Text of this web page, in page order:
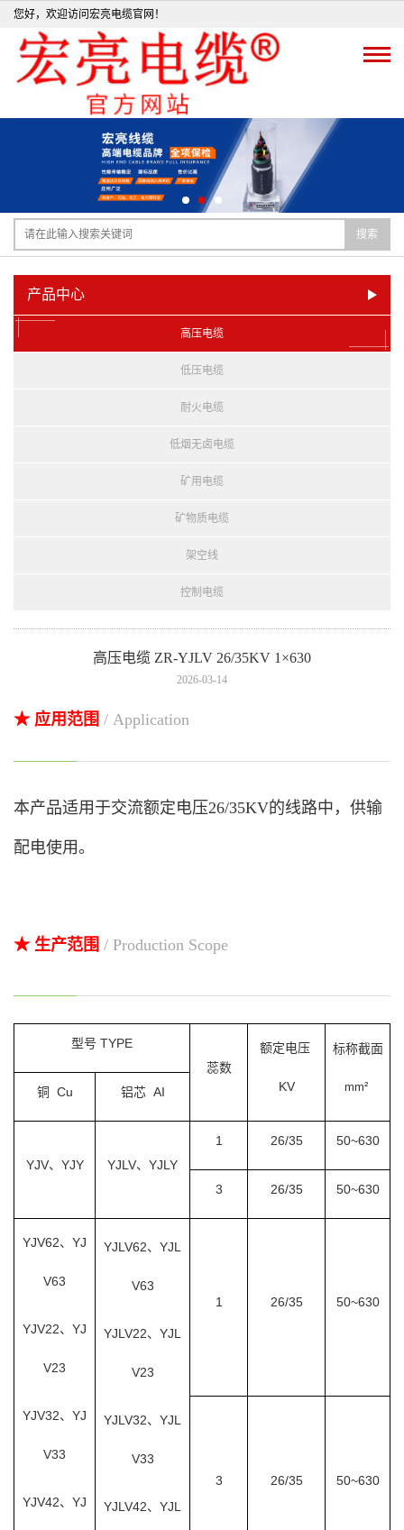
您好，欢迎访问宏亮电缆官网！
搜索
产品中心
高压电缆
低压电缆
耐火电缆
低烟无卤电缆
矿用电缆
矿物质电缆
架空线
控制电缆
高压电缆 ZR-YJLV 26/35KV 1×630
2026-03-14
★ 应用范围 / Application
本产品适用于交流额定电压26/35KV的线路中，供输
配电使用。
★ 生产范围 / Production Scope
型号 TYPE
蕊数
额定电压
KV
标称截面
mm²
铜 Cu 铝芯 AI
YJV、YJY YJLV、YJLY
1 26/35 50~630
3 26/35 50~630
YJV62、YJ
V63
YJV22、YJ
V23
YJV32、YJ
V33
YJV42、YJ
YJLV62、YJL
V63
YJLV22、YJL
V23
YJLV32、YJL
V33
YJLV42、YJL
1 26/35 50~630
3 26/35 50~630